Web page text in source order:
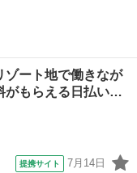
ゾート地で働きなが
がもらえる日払い…
提携サイト 7月14日